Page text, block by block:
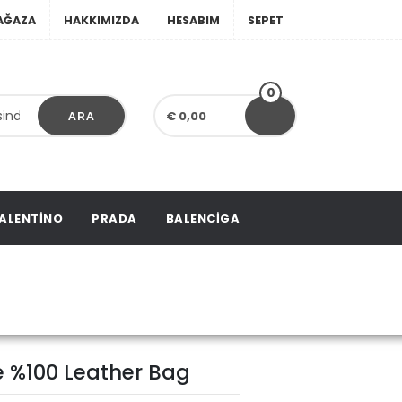
HAKKIMIZDA HESABIM SEPET
ARA € 0,00
0
PRADA BALENCIGA
Leather Bag